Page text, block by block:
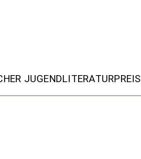
JUGENDLITERATURPREIS